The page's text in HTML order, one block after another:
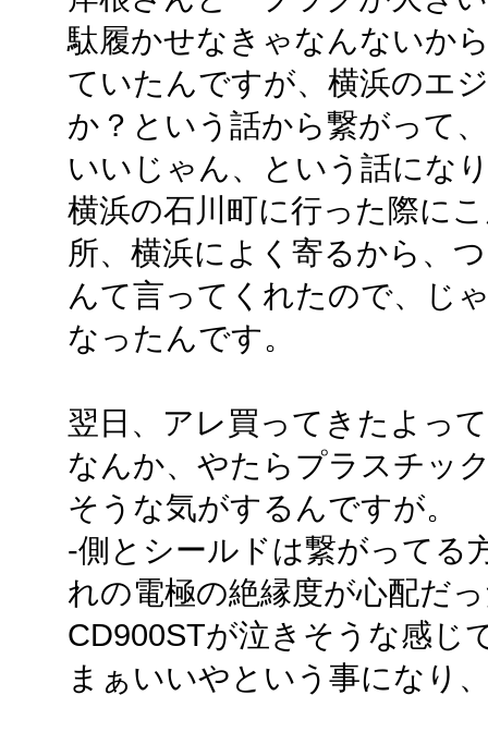
駄履かせなきゃなんないか
ていたんですが、横浜のエ
か？という話から繋がって
いいじゃん、という話にな
横浜の石川町に行った際に
所、横浜によく寄るから、
んて言ってくれたので、じ
なったんです。
翌日、アレ買ってきたよっ
なんか、やたらプラスチッ
そうな気がするんですが。
-側とシールドは繋がってる
れの電極の絶縁度が心配だ
CD900STが泣きそうな感じ
まぁいいやという事になり